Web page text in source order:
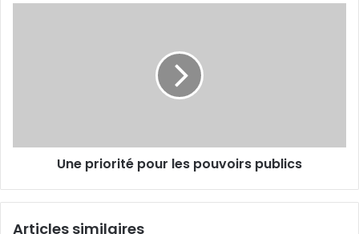
Une priorité pour les pouvoirs publics
Articles similaires